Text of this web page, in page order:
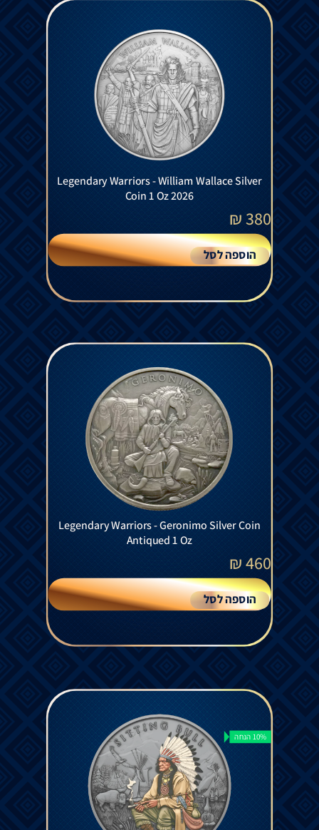
Legendary Warriors - William Wallace Silver
Coin 1 Oz 2026
380
₪
הוספה לסל
Legendary Warriors - Geronimo Silver Coin
Antiqued 1 Oz
460
₪
הוספה לסל
10% הנחה